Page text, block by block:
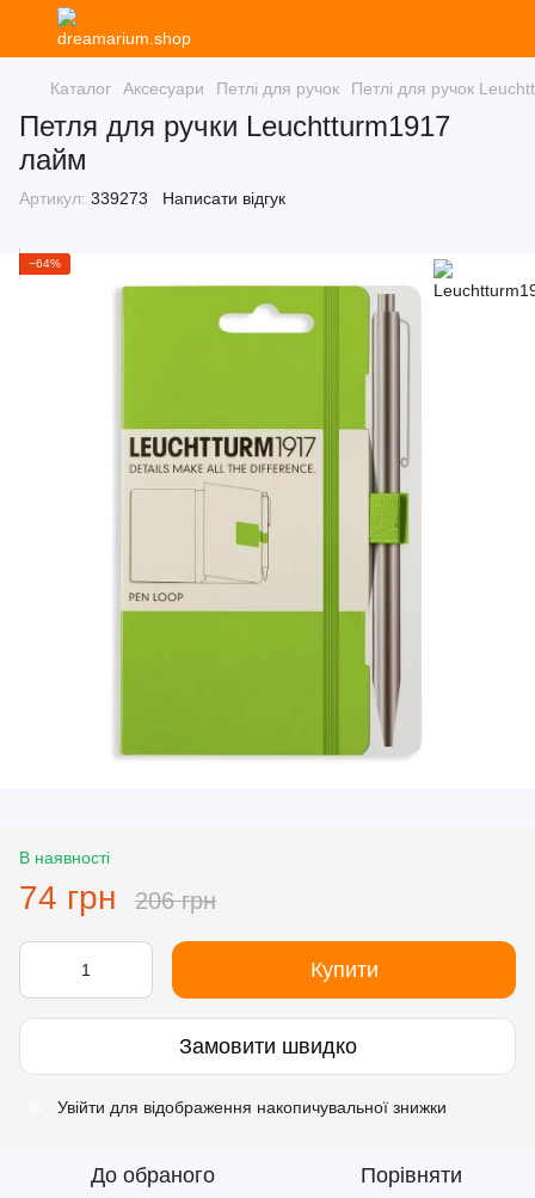
Каталог Аксесуари Петлі для ручок Петлі для ручок
Петля для ручки Leuchtturm1917
лайм
Артикул: 339273 Написати відгук
−64%
В наявності
74 грн 206 грн
Купити
Замовити швидко
Увійти для відображення накопичувальної знижки
До обраного Порівняти